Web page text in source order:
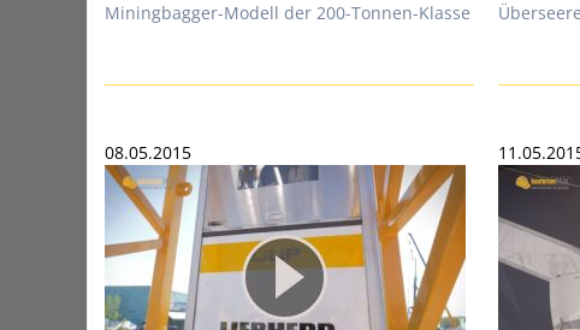
Miningbagger-Modell der 200-Tonnen-Klasse
08.05.2015